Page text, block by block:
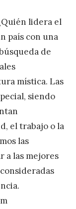
lidera el
país con una
de
mística. Las
siendo
el trabajo o la
las
a las mejores